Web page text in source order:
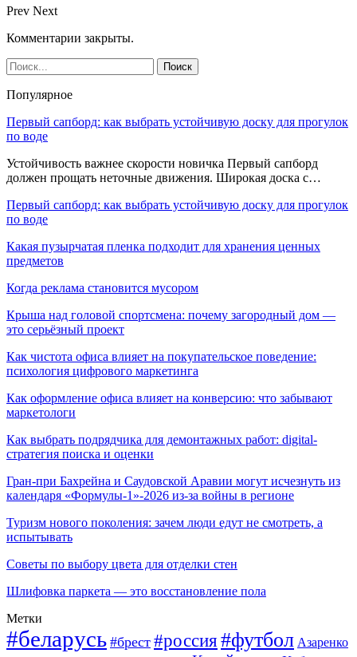
Prev Next
Комментарии закрыты.
Популярное
Первый сапборд: как выбрать устойчивую доску для прогулок
по воде
Устойчивость важнее скорости новичка Первый сапборд
должен прощать неточные движения. Широкая доска с…
Первый сапборд: как выбрать устойчивую доску для прогулок
по воде
Какая пузырчатая пленка подходит для хранения ценных
предметов
Когда реклама становится мусором
Крыша над головой спортсмена: почему загородный дом —
это серьёзный проект
Как чистота офиса влияет на покупательское поведение:
психология цифрового маркетинга
Как оформление офиса влияет на конверсию: что забывают
маркетологи
Как выбрать подрядчика для демонтажных работ: digital-
стратегия поиска и оценки
Гран-при Бахрейна и Саудовской Аравии могут исчезнуть из
календаря «Формулы-1»-2026 из-за войны в регионе
Туризм нового поколения: зачем люди едут не смотреть, а
испытывать
Советы по выбору цвета для отделки стен
Шлифовка паркета — это восстановление пола
Метки
#беларусь #брест #россия#футбол Азаренко